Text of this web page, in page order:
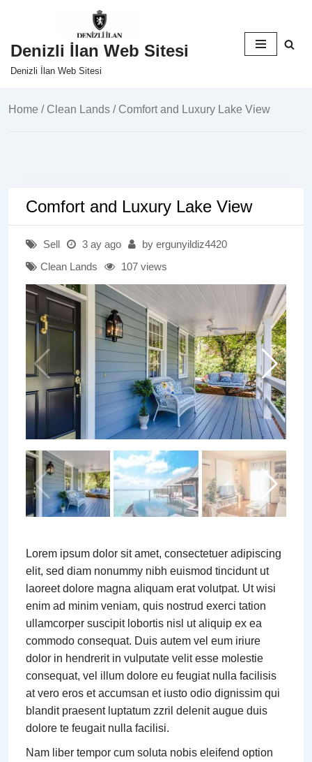
geç
Denizli İlan Web Sitesi
Denizli İlan Web Sitesi
Home / Clean Lands / Comfort and Luxury Lake View
Comfort and Luxury Lake View
Sell 3 ay ago
by ergunyildiz4420
Clean Lands
107 views
Lorem ipsum dolor sit amet, consectetuer adipiscing
elit, sed diam nonummy nibh euismod tincidunt ut
laoreet dolore magna aliquam erat volutpat. Ut wisi
enim ad minim veniam, quis nostrud exerci tation
ullamcorper suscipit lobortis nisl ut aliquip ex ea
commodo consequat. Duis autem vel eum iriure
dolor in hendrerit in vulputate velit esse molestie
consequat, vel illum dolore eu feugiat nulla facilisis
at vero eros et accumsan et iusto odio dignissim qui
blandit praesent luptatum zzril delenit augue duis
dolore te feugait nulla facilisi.
Nam liber tempor cum soluta nobis eleifend option